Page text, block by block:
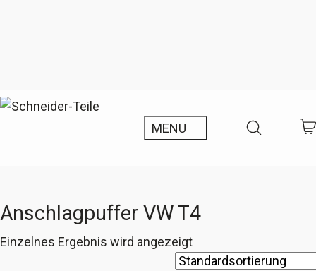
Anschlagpuffer VW T4
Einzelnes Ergebnis wird angezeigt